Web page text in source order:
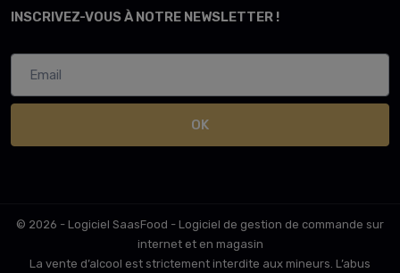
INSCRIVEZ-VOUS À NOTRE NEWSLETTER !
OK
© 2026 - Logiciel SaasFood - Logiciel de gestion de commande sur
internet et en magasin
La vente d’alcool est strictement interdite aux mineurs. L’abus